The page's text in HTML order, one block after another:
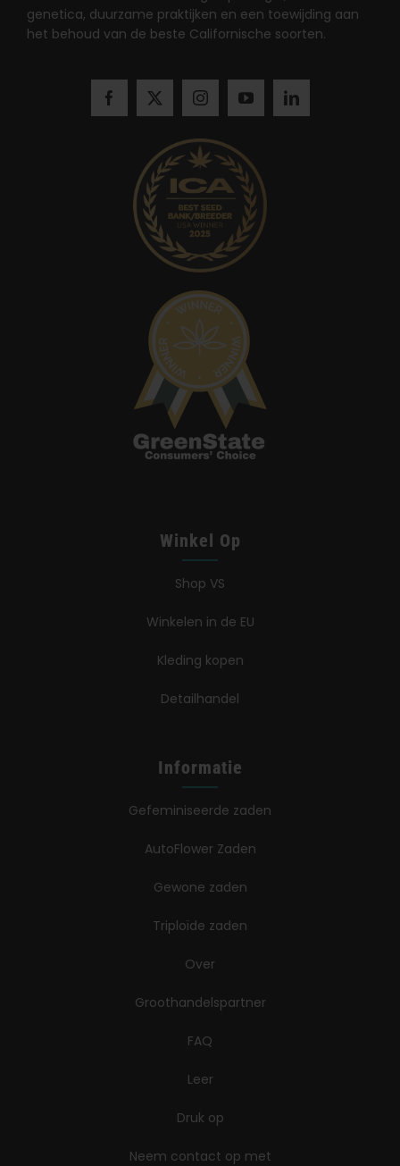
genetica, duurzame praktijken en een toewijding aan
het behoud van de beste Californische soorten.
Winkel Op
Shop VS
Winkelen in de EU
Kleding kopen
Detailhandel
Informatie
Gefeminiseerde zaden
AutoFlower Zaden
Gewone zaden
Triploïde zaden
Over
Groothandelspartner
FAQ
Leer
Druk op
Neem contact op met